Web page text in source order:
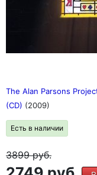
The Alan Parsons
(CD) (2009)
Есть в наличии
3899руб.